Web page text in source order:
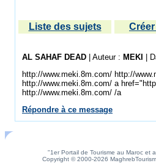
Liste des sujets
AL SAHAF DEAD | Auteur : MEKI |
http://www.meki.8m.com/ http://
http://www.meki.8m.com/ a
http://www.meki.8m.com/ /a
Répondre à ce message
"1er Portail de Tourisme au Maroc et
Copyright © 2000-2026